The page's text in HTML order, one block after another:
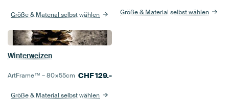
Größe & Material selbst wählen Größe & Material selbst wählen
Winterweizen
ArtFrame™ –80×55cm CHF129.-
Größe & Material selbst wählen